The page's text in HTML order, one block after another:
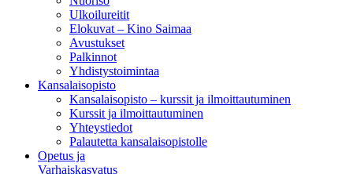
Ulkoilureitit
Elokuvat – Kino Saimaa
Avustukset
Palkinnot
Yhdistystoimintaa
Kansalaisopisto
Kansalaisopisto – kurssit ja ilmoittautuminen
Kurssit ja ilmoittautuminen
Yhteystiedot
Palautetta kansalaisopistolle
Opetus ja
Varhaiskasvatus